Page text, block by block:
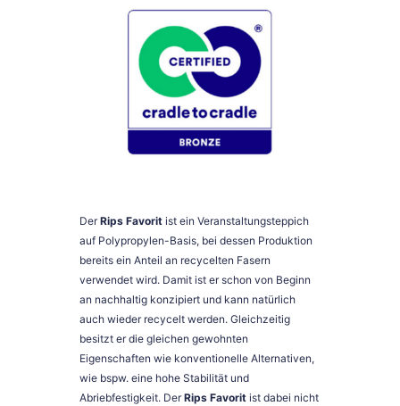
DerRips Favorit ist ein Veranstaltungsteppich
auf Polypropylen-Basis, bei dessen Produktion
bereits ein Anteil an recycelten Fasern
verwendet wird. Damit ist er schon von Beginn
an nachhaltig konzipiert und kann natürlich
auch wieder recycelt werden. Gleichzeitig
besitzt er die gleichen gewohnten
Eigenschaften wie konventionelle Alternativen,
wie bspw. eine hohe Stabilität und
Abriebfestigkeit. DerRips Favorit ist dabei nicht